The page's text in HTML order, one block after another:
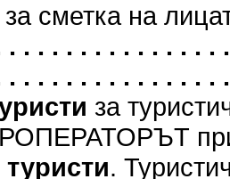
сметка на
. . . . . . . . . . . . . .
. . . . . . . . . . . . . .
за
.